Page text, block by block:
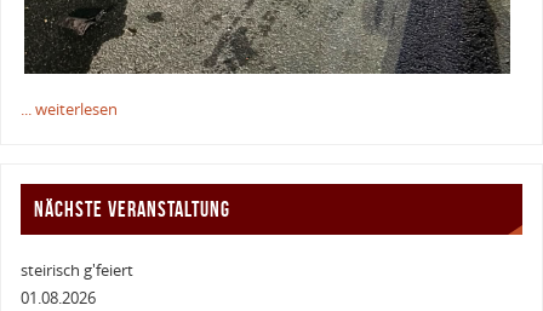
... weiterlesen
NÄCHSTE VERANSTALTUNG
steirisch g'feiert
01.08.2026